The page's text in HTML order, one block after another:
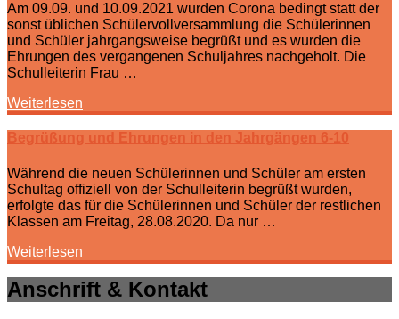
Am 09.09. und 10.09.2021 wurden Corona bedingt statt der
sonst üblichen Schülervollversammlung die Schülerinnen
und Schüler jahrgangsweise begrüßt und es wurden die
Ehrungen des vergangenen Schuljahres nachgeholt. Die
Schulleiterin Frau …
Weiterlesen
Begrüßung und Ehrungen in den Jahrgängen 6-10
Während die neuen Schülerinnen und Schüler am ersten
Schultag offiziell von der Schulleiterin begrüßt wurden,
erfolgte das für die Schülerinnen und Schüler der restlichen
Klassen am Freitag, 28.08.2020. Da nur …
Weiterlesen
Anschrift & Kontakt